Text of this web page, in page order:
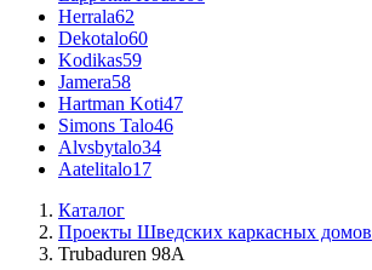
Herrala62
Dekotalo60
Kodikas59
Jamera58
Hartman Koti47
Simons Talo46
Alvsbytalo34
Aatelitalo17
Каталог
Проекты Шведских каркасных домов
Trubaduren 98A